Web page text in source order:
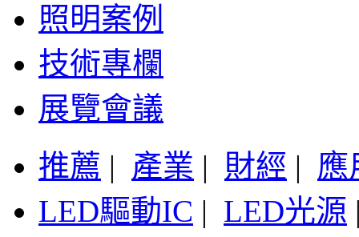
照明案例
技術專欄
展覽會議
推薦 | 產業 | 財經 | 應
LED驅動IC | LED光源